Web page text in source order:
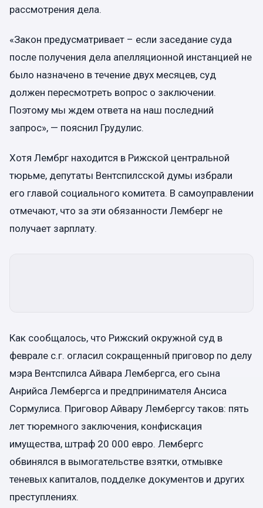
рассмотрения дела.
«Закон предусматривает – если заседание суда
после получения дела апелляционной инстанцией не
было назначено в течение двух месяцев, суд
должен пересмотреть вопрос о заключении.
Поэтому мы ждем ответа на наш последний
запрос», — пояснил Грудулис.
Хотя Лембрг находится в Рижской центральной
тюрьме, депутаты Вентспилсской думы избрали
его главой социального комитета. В самоуправлении
отмечают, что за эти обязанности Лемберг не
получает зарплату.
Как сообщалось, что Рижский окружной суд в
феврале с.г. огласил сокращенный приговор по делу
мэра Вентспилса Айвара Лембергса, его сына
Анрийса Лембергса и предпринимателя Ансиса
Сормулиса. Приговор Айвару Лембергсу таков: пять
лет тюремного заключения, конфискация
имущества, штраф 20 000 евро. Лембергс
обвинялся в вымогательстве взятки, отмывке
теневых капиталов, подделке документов и других
преступлениях.